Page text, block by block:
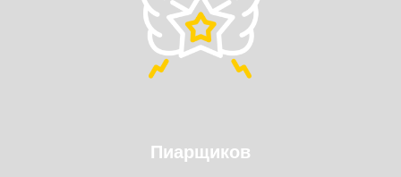
Пиарщиков